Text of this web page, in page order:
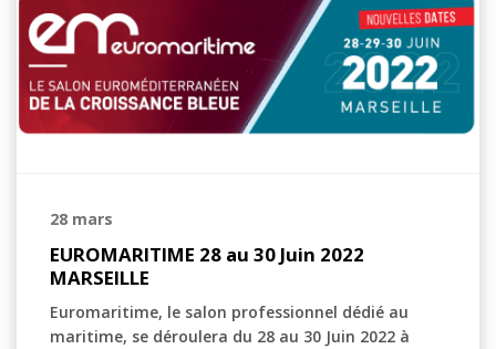
28 mars
EUROMARITIME 28 au 30 Juin 2022
MARSEILLE
Euromaritime, le salon professionnel dédié au
maritime, se déroulera du 28 au 30 Juin 2022 à